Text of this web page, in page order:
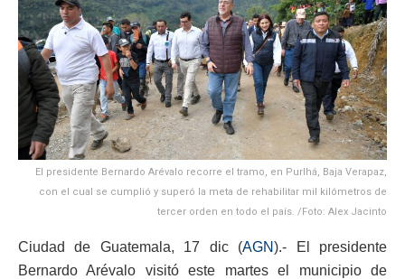
El presidente Bernardo Arévalo recorre el tramo, en Purlhá, Baja Verapaz,
con el cual se cumplió y superó la meta de rehabilitar mil kilómetros de
tercer orden en todo el país. /Foto: Alex Jacinto
Ciudad de Guatemala, 17 dic (AGN).- El presidente
Bernardo Arévalo visitó este martes el municipio de